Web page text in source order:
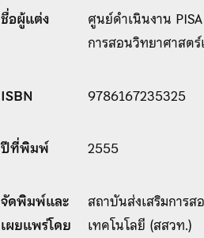
ชื่อผู้แต่ง
ศูนย์ดำเนินงาน
การสอนวิทยาศาสต
ISBN 9786167235325
ปีที่พิมพ์ 2555
จัดพิมพ์และ
เผยแพร่โดย
สถาบันส่งเสริมการ
เทคโนโลยี (สสวท.)